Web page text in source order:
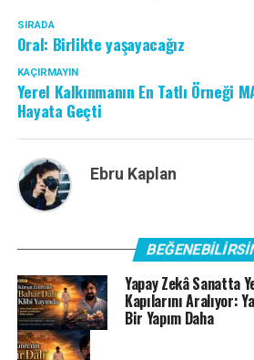
SIRADA
Oral: Birlikte yaşayacağız
KAÇIRMAYIN
Yerel Kalkınmanın En Tatlı Örneği
Hayata Geçti
Ebru Kaplan
Yapay Zekâ Sanatta
Kapılarını Aralıyor:
Bir Yapım Daha